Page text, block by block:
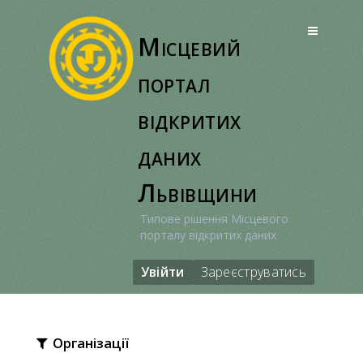
Місцевий
портал
відкритих
даних
Львівщини
Типове рішення Місцевого
порталу відкритих даних
Увійти Зареєструватись
Організації